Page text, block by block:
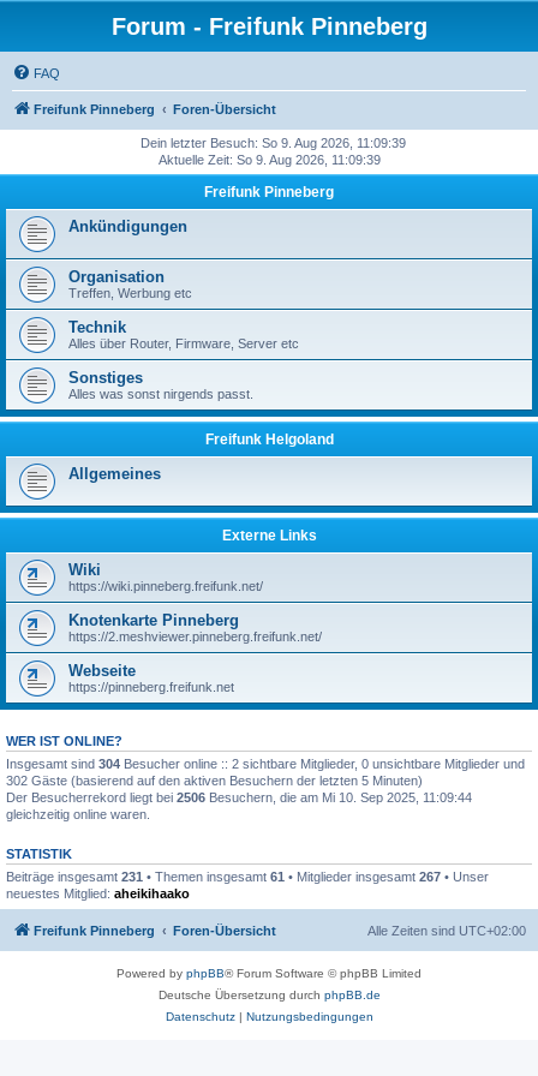
Forum - Freifunk Pinneberg
FAQ
Freifunk Pinneberg Foren-Übersicht
Dein letzter Besuch: So 9. Aug 2026, 11:09:39
Aktuelle Zeit: So 9. Aug 2026, 11:09:39
Freifunk Pinneberg
Ankündigungen
Organisation
Treffen, Werbung etc
Technik
Alles über Router, Firmware, Server etc
Sonstiges
Alles was sonst nirgends passt.
Freifunk Helgoland
Allgemeines
Externe Links
Wiki
https://wiki.pinneberg.freifunk.net/
Knotenkarte Pinneberg
https://2.meshviewer.pinneberg.freifunk.net/
Webseite
https://pinneberg.freifunk.net
WER IST ONLINE?
Insgesamt sind 304 Besucher online :: 2 sichtbare Mitglieder, 0 unsichtbare Mitglieder und
302 Gäste (basierend auf den aktiven Besuchern der letzten 5 Minuten)
Der Besucherrekord liegt bei 2506 Besuchern, die am Mi 10. Sep 2025, 11:09:44
gleichzeitig online waren.
STATISTIK
Beiträge insgesamt 231 • Themen insgesamt 61 • Mitglieder insgesamt 267 • Unser
neuestes Mitglied: aheikihaako
Freifunk Pinneberg Foren-Übersicht Alle Zeiten sind UTC+02:00
Powered by phpBB® Forum Software © phpBB Limited
Deutsche Übersetzung durch phpBB.de
Datenschutz| Nutzungsbedingungen